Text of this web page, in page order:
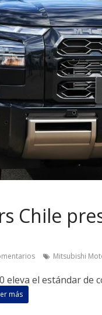
Chile
Mitsubishi
eleva el estándar
más